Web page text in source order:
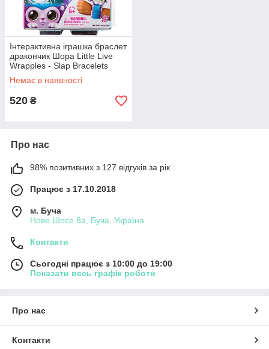
Інтерактивна іграшка браслет
дракончик Шора Little Live
Wrapples - Slap Bracelets
Shora 28815 (Moose)
Немає в наявності
520 ₴
Про нас
98% позитивних з 127 відгуків за рік
Працює з 17.10.2018
м. Буча
Нове Шосе 8а, Буча, Україна
Контакти
Сьогодні працює з 10:00 до 19:00
Показати весь графік роботи
Про нас
Контакти